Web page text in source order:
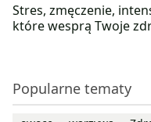
Stres, zmęczenie,
które wesprą Twoje
Popularne tematy